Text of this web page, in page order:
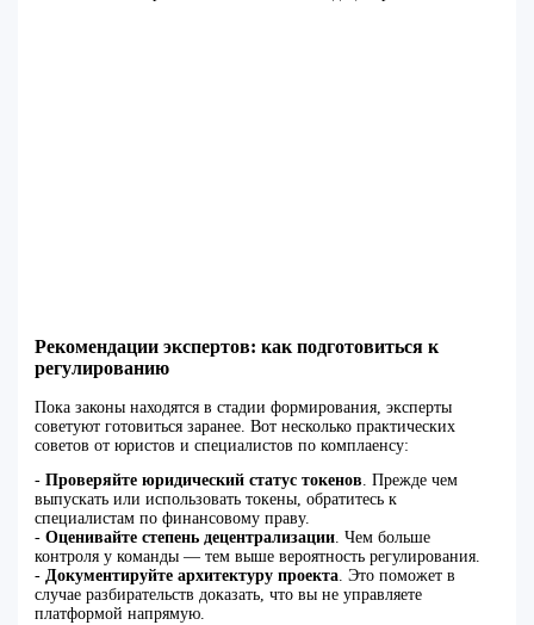
Рекомендации экспертов: как подготовиться к
регулированию
Пока законы находятся в стадии формирования, эксперты
советуют готовиться заранее. Вот несколько практических
советов от юристов и специалистов по комплаенсу:
-Проверяйте юридический статус токенов. Прежде чем
выпускать или использовать токены, обратитесь к
специалистам по финансовому праву.
-Оценивайте степень децентрализации. Чем больше
контроля у команды — тем выше вероятность регулирования.
-Документируйте архитектуру проекта. Это поможет в
случае разбирательств доказать, что вы не управляете
платформой напрямую.